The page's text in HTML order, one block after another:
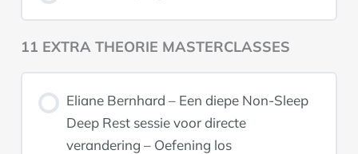
11 EXTRA THEORIE MASTERCLASSES
Eliane Bernhard – Een diepe Non-Sleep
Deep Rest sessie voor directe
verandering – Oefening los